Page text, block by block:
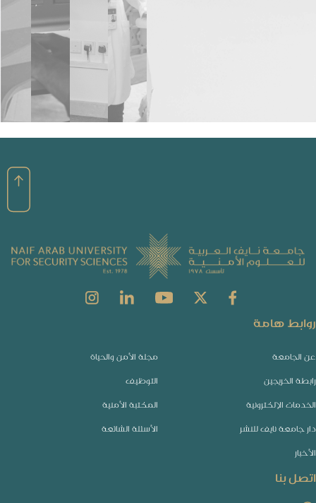
روابط هامة
عن الجامعة مجلة الأمن والحياة
رابطة الخريجين التوظيف
الخدمات الإلكترونية المكتبة الأمنية
دار جامعة نايف للنشر الأسئلة الشائعة
الأخبار
اتصل بنا